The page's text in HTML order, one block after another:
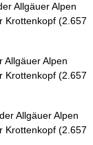
Allgäuer Alpen
Krottenkopf (2.657
Alpen
Krottenkopf (2.657
Allgäuer Alpen
Krottenkopf (2.657